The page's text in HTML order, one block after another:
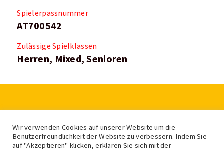
Spielerpassnummer
AT700542
Zulässige Spielklassen
Herren, Mixed, Senioren
LV für Eis- und Stocksport Burgenland
Feldgasse 2, 7400 Oberwart
Wir verwenden Cookies auf unserer Website um die
Benutzerfreundlichkeit der Website zu verbessern. Indem Sie
auf "Akzeptieren" klicken, erklären Sie sich mit der